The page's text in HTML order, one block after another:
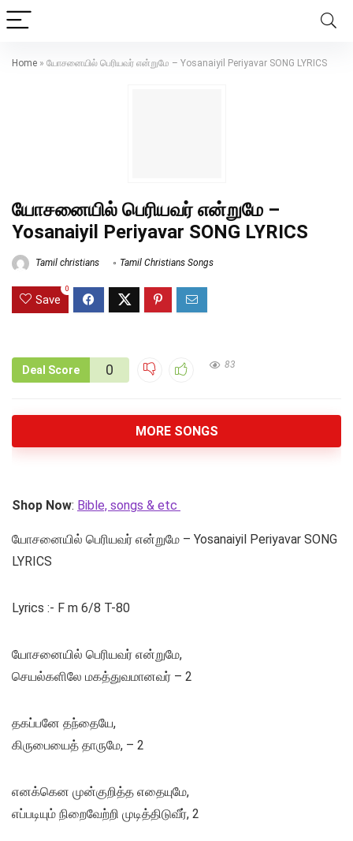
Home » யோசனையில் பெரியவர் என்றுமே – Yosanaiyil Periyavar SONG LYRICS
யோசனையில் பெரியவர் என்றுமே –
Yosanaiyil Periyavar SONG LYRICS
Tamil christians Tamil Christians Songs
Save
0
Deal Score 0 83
MORE SONGS
Shop Now: Bible, songs & etc
யோசனையில் பெரியவர் என்றுமே – Yosanaiyil Periyavar SONG
LYRICS
Lyrics :- F m 6/8 T-80
யோசனையில் பெரியவர் என்றுமே,
செயல்களிலே மகத்துவமானவர் – 2
தகப்பனே தந்தையே,
கிருபையைத் தாருமே, – 2
எனக்கென முன்குறித்த எதையுமே,
எப்படியும் நிறைவேற்றி முடித்திடுவீர், 2